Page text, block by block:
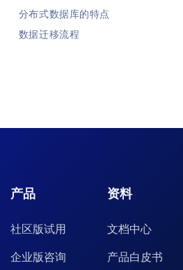
分布式数据库的特点
数据迁移流程
产品
社区版试用
企业版咨询
资料
文档中心
产品白皮书